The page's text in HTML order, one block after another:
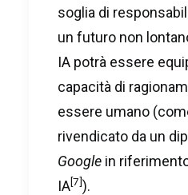
soglia di
un futuro non
IA potrà essere
capacità di
essere umano
rivendicato da un
Google in
IA[7]).